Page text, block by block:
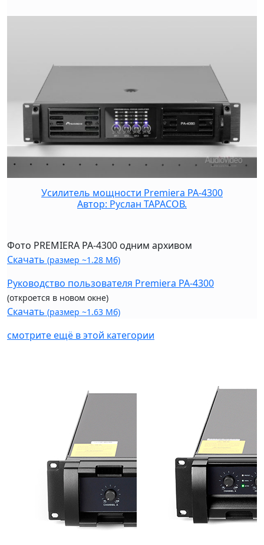
Усилитель мощности Premiera PA-4300
Автор: Руслан ТАРАСОВ.
Фото PREMIERA PA-4300 одним архивом
Скачать (размер ~1.28 Мб)
Руководство пользователя Premiera PA-4300
(откроется в новом окне)
Скачать (размер ~1.63 Мб)
смотрите ещё в этой категории